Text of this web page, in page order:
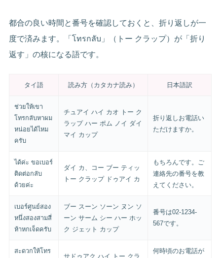
都合の良い時間と番号を確認しておくと、折り返しが一
度で済みます。「โทรกลับ」（トー クラップ）が「折り
返す」の核になる語です。
タイ語 読み方（カタカナ読み） 日本語訳
ช่วยให้เขา
โทรกลับหาผม
หน่อยได้ไหม
ครับ
チュアイ ハイ カオ トー ク
ラップ ハー ポム ノイ ダイ
マイ カップ
折り返しお電話い
ただけますか。
ได้ค่ะ ขอเบอร์
ติดต่อกลับ
ด้วยค่ะ
ダイ カ、コー ブー ティッ
トー クラップ ドゥアイ カ
もちろんです。ご
連絡先の番号を教
えてください。
เบอร์ศูนย์สอง
หนึ่งสองสามสี่
ห้าหกเจ็ดครับ
ブー スーン ソーン ヌン ソ
ーン サーム シー ハー ホッ
ク ジェット カップ
番号は02-1234-
567です。
สะดวกให้โทร
サドゥアク ハイ トー クラ
何時頃のお電話が